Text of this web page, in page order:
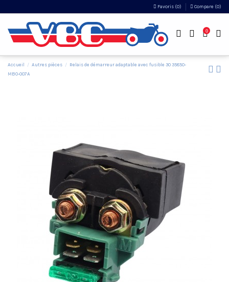
Favoris (0) Compare (0)
0
Accueil Autres pièces
Relais de démarreur adaptable avec fusible 30 35850-
MB0-007A